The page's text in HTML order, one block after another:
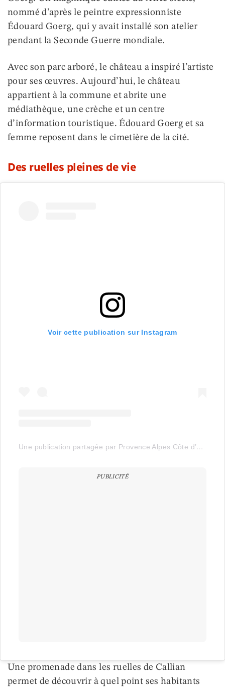
nommé d’après le peintre expressionniste
Édouard Goerg, qui y avait installé son atelier
pendant la Seconde Guerre mondiale.
Avec son parc arboré, le château a inspiré l’artiste
pour ses œuvres. Aujourd’hui, le château
appartient à la commune et abrite une
médiathèque, une crèche et un centre
d’information touristique. Édouard Goerg et sa
femme reposent dans le cimetière de la cité.
Des ruelles pleines de vie
Voir cette publication sur Instagram
Une publication partagée par Provence Alpes Côte d’Azur Tourisme (@visitsouthoffrance)
PUBLICITÉ
Une promenade dans les ruelles de Callian
permet de découvrir à quel point ses habitants